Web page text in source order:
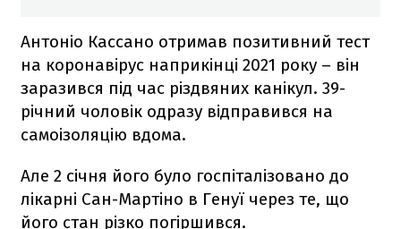
Антоніо Кассано отримав позитивний тест
на коронавірус наприкінці 2021 року – він
заразився під час різдвяних канікул. 39-
річний чоловік одразу відправився на
самоізоляцію вдома.
Але 2 січня його було госпіталізовано до
лікарні Сан-Мартіно в Генуї через те, що
його стан різко погіршився.